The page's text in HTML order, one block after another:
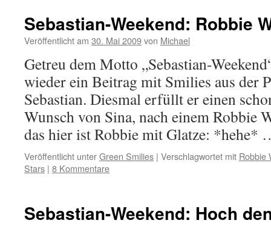
Sebastian-Weekend: Robbie
Veröffentlicht am 30. Mai 2009von Michael
Getreu dem Motto „Sebastian-
wieder ein Beitrag mit Smilies aus der
Sebastian. Diesmal erfüllt er einen
Wunsch von Sina, nach einem Robbie
das hier ist Robbie mit Glatze:
Veröffentlicht unterGreen Smilies | Verschlagwortet mit Robbie
Stars | 8 Kommentare
Sebastian-Weekend: Hoch